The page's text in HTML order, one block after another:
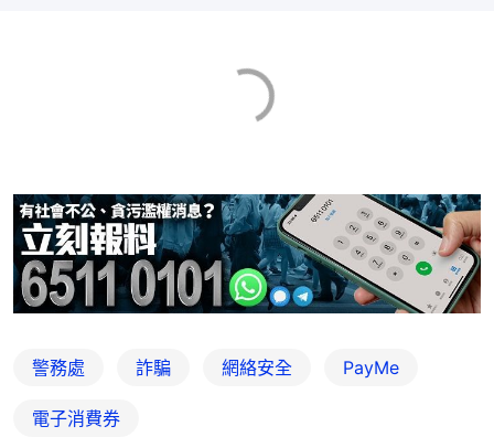
警務處 詐騙 網絡安全 PayMe
電子消費券